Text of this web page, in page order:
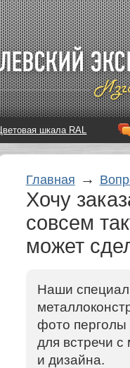
шкала RAL
Главная →
Хочу
совсем
может
Наши
фото
для встречи
и дизайна.